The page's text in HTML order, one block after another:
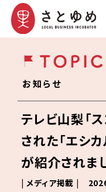
お知らせ
テレビ山梨「
された「エシ
が紹介されま
| メディア掲載 |